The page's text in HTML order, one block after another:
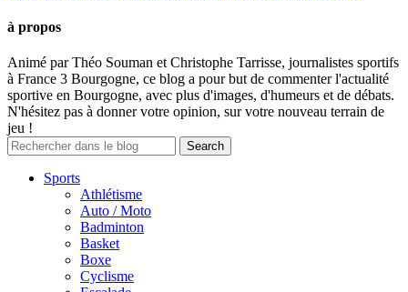
à propos
Animé par Théo Souman et Christophe Tarrisse, journalistes sportifs
à France 3 Bourgogne, ce blog a pour but de commenter l'actualité
sportive en Bourgogne, avec plus d'images, d'humeurs et de débats.
N'hésitez pas à donner votre opinion, sur votre nouveau terrain de
jeu !
Sports
Athlétisme
Auto / Moto
Badminton
Basket
Boxe
Cyclisme